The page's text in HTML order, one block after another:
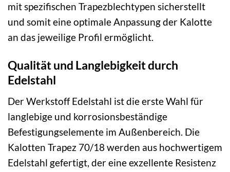
mit spezifischen Trapezblechtypen sicherstellt
und somit eine optimale Anpassung der Kalotte
an das jeweilige Profil ermöglicht.
Qualität und Langlebigkeit durch
Edelstahl
Der Werkstoff Edelstahl ist die erste Wahl für
langlebige und korrosionsbeständige
Befestigungselemente im Außenbereich. Die
Kalotten Trapez 70/18 werden aus hochwertigem
Edelstahl gefertigt, der eine exzellente Resistenz